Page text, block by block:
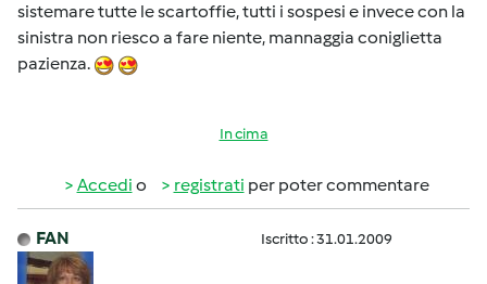
sistemare tutte le scartoffie, tutti i sospesi e invece con la
sinistra non riesco a fare niente, mannaggia coniglietta
pazienza.
In cima
Accedi o registrati per poter commentare
FAN Iscritto : 31.01.2009